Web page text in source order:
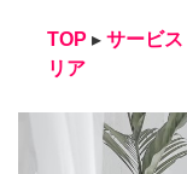
TOP ▸ サービス
リア